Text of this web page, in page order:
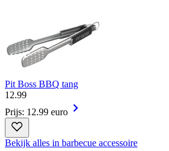
Pit Boss BBQ tang
12.99
Prijs: 12.99 euro
Bekijk alles in barbecue accessoire